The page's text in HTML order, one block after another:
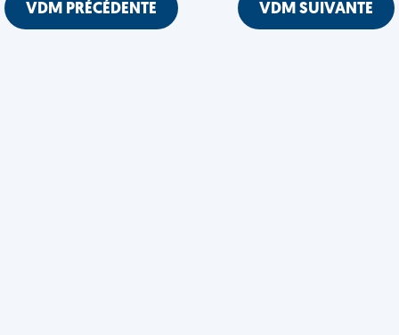
VDM PRÉCÉDENTE VDM SUIVANTE